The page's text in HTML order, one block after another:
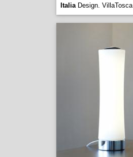
ItaliaDesign. VillaTosca